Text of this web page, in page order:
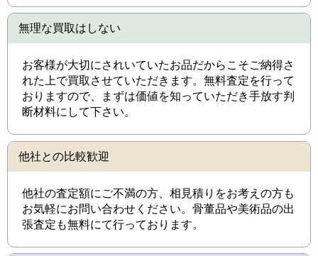
無理な買取はしない
お客様が大切にされいていたお品だからこそご納得さ
れた上で買取させていただきます。無料査定を行って
おりますので、まずは価値を知っていただき手放す判
断材料にして下さい。
他社との比較歓迎
他社の査定額にご不満の方、相見積りをお考えの方も
お気軽にお問い合わせください。骨董品や美術品の出
張査定も無料にて行っております。